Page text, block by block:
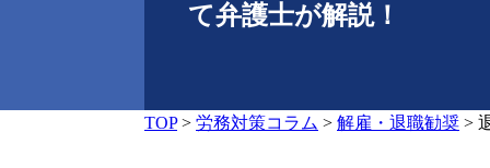
て弁護士が解説！
TOP> 労務対策コラム > 解雇・退職勧奨 >